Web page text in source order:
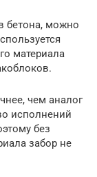
бетона, можно
материала
чем аналог
исполнений
без
забор не